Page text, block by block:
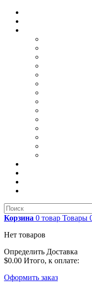
Корзина 0 товар Товары
Нет товаров
Определить Доставка
$0.00 Итого, к оплате:
Оформить заказ